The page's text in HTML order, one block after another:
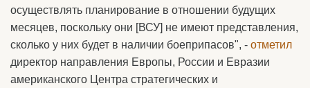
осуществлять планирование в отношении будущих
месяцев, поскольку они [ВСУ] не имеют представления,
сколько у них будет в наличии боеприпасов", - отметил
директор направления Европы, России и Евразии
американского Центра стратегических и